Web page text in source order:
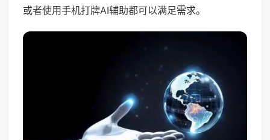
或者使用手机打牌AI辅助都可以满足需求。